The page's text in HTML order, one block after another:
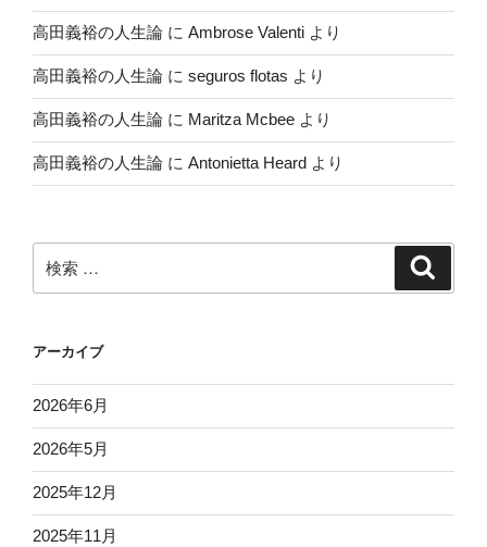
高田義裕の人生論 に Ambrose Valenti より
高田義裕の人生論 に seguros flotas より
高田義裕の人生論 に Maritza Mcbee より
高田義裕の人生論 に Antonietta Heard より
索:
アーカイブ
2026年6月
2026年5月
2025年12月
2025年11月